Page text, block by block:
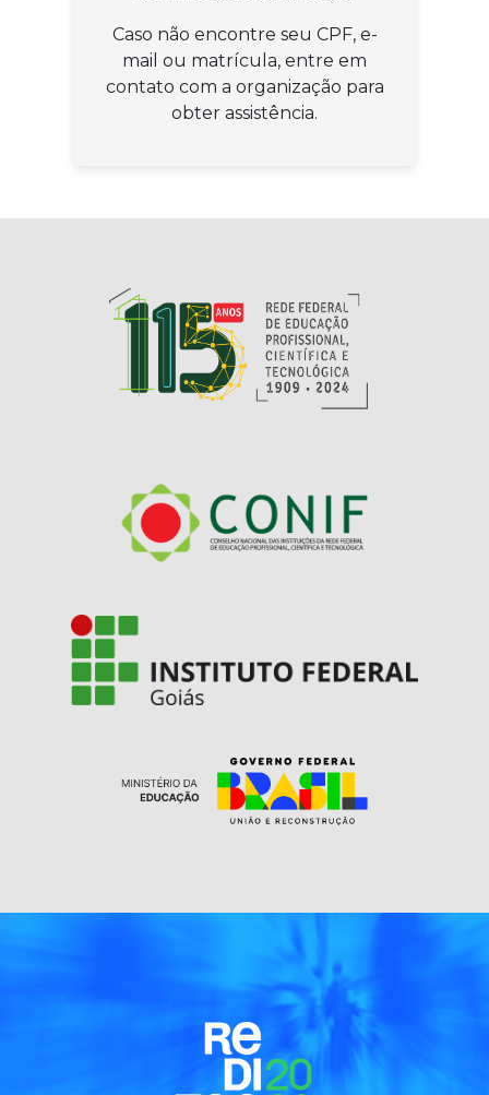
Caso não encontre seu CPF, e-
mail ou matrícula, entre em
contato com a organização para
obter assistência.